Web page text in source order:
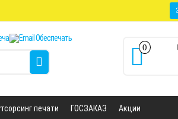
0
печати ГОСЗАКАЗ Акции